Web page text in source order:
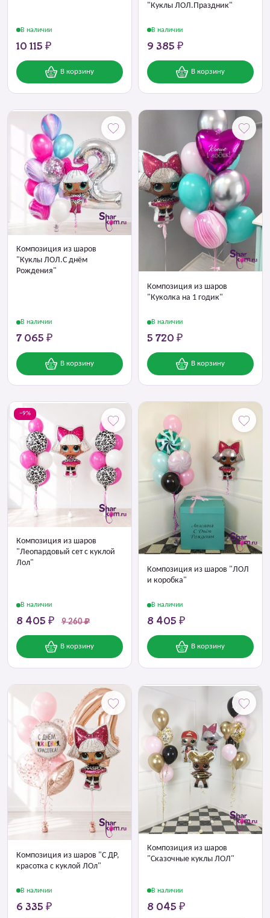
В наличии
10 115 ₽
В корзину
"Куклы ЛОЛ.Праздник"
В наличии
9 385 ₽
В корзину
Композиция из шаров
"Куклы ЛОЛ.С днём
Рождения"
В наличии
7 065 ₽
В корзину
Композиция из шаров
"Куколка на 1 годик"
В наличии
5 720 ₽
В корзину
−9%
Композиция из шаров
"Леопардовый сет с куклой
Лол"
В наличии
8 405 ₽ 9 260 ₽
В корзину
Композиция из шаров "ЛОЛ
и коробка"
В наличии
8 405 ₽
В корзину
Композиция из шаров "С ДР,
красотка с куклой ЛОл"
В наличии
6 335 ₽
Композиция из шаров
"Сказочные куклы ЛОЛ"
В наличии
8 045 ₽